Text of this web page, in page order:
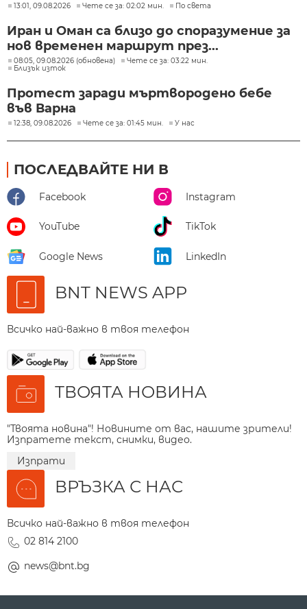
13:01, 09.08.2026 Чете се за: 02:02 мин. По света
Иран и Оман са близо до споразумение за
нов временен маршрут през...
08:05, 09.08.2026 (обновена)
Чете се за: 03:22 мин.
Близък изток
Протест заради мъртвородено бебе
във Варна
12:38, 09.08.2026 Чете се за: 01:45 мин. У нас
ПОСЛЕДВАЙТЕ НИ В
Facebook Instagram
YouTube TikTok
Google News LinkedIn
BNT NEWS APP
Всичко най-важно в твоя телефон
ТВОЯТА НОВИНА
"Твоята новина"! Новините от вас, нашите зрители!
Изпратете текст, снимки, видео.
Изпрати
ВРЪЗКА С НАС
Всичко най-важно в твоя телефон
02 814 2100
news@bnt.bg